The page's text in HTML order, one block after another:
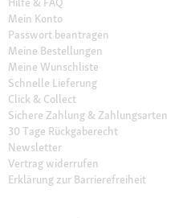
Mein Konto
Passwort beantragen
Meine Bestellungen
Meine Wunschliste
Schnelle Lieferung
Click & Collect
Sichere Zahlung & Zahlungsarten
30 Tage Rückgaberecht
Newsletter
Vertrag widerrufen
Erklärung zur Barrierefreiheit